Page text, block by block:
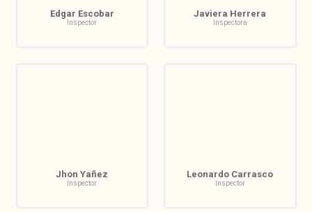
Edgar Escobar
Inspector
Javiera Herrera
Inspectora
Jhon Yañez
Inspector
Leonardo Carrasco
Inspector